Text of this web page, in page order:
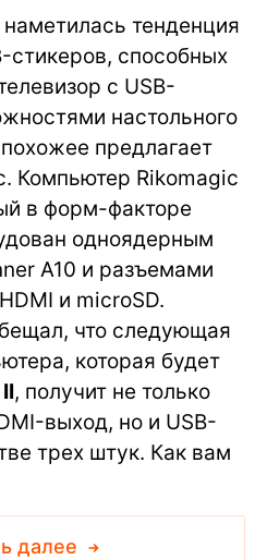
тенденция
стикеров, способных
с USB-
настольного
предлагает
Компьютер Rikomagic
в форм-факторе
одноядерным
A10 и разъемами
и microSD.
что следующая
которая будет
, получит не только
выход, но и USB-
трех штук. Как вам
далее